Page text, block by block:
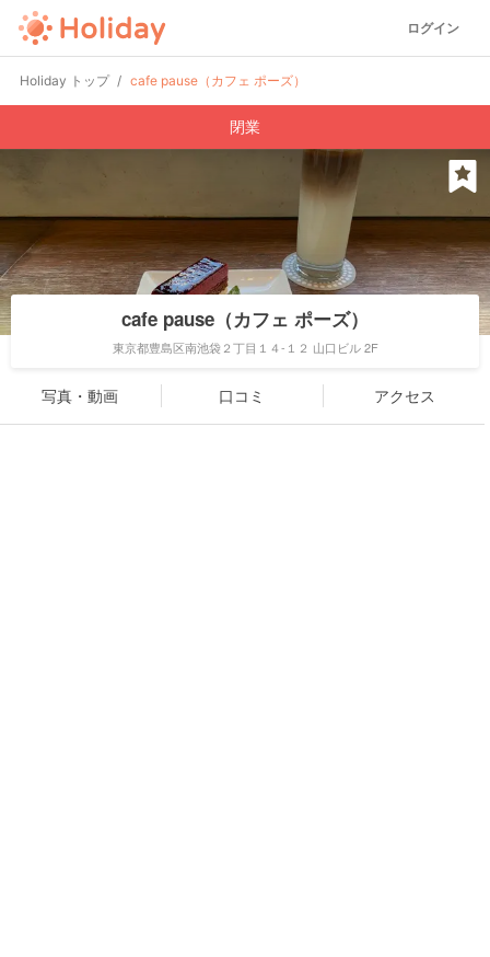
ログイン
Holiday トップ cafe pause（カフェ ポーズ）
閉業
cafe pause（カフェ ポーズ）
東京都豊島区南池袋２丁目１４-１２ 山口ビル 2F
写真・動画 口コミ アクセス